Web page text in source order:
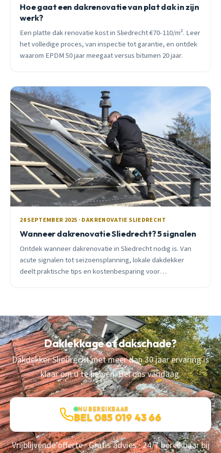
Hoe gaat een dakrenovatie van plat dak in zijn
werk?
Een platte dak renovatie kost in Sliedrecht €70-110/m². Leer
het volledige proces, van inspectie tot garantie, en ontdek
waarom EPDM 50 jaar meegaat versus bitumen 20 jaar.
28 SEPTEMBER 2025 · DAKRENOVATIE SLIEDRECHT
Wanneer dakrenovatie Sliedrecht? 5 signalen
Ontdek wanneer dakrenovatie in Sliedrecht nodig is. Van
acute signalen tot seizoensplanning, lokale dakdekker
deelt praktische tips en kostenbesparing voor
Daklekkage of dakschade?
Dakdekker Sliedrecht met meer dan 30 jaar ervaring is
klaar om u te helpen. Bel ons vandaag.
NU BEREIKBAAR
BEL 085 019 43 66
Vrijblijvende offerte · Gratis advies · 24/7 bereikbaar bij